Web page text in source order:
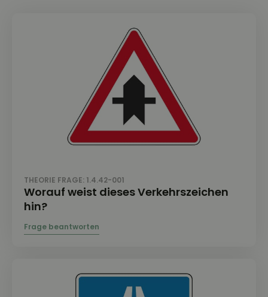
THEORIE FRAGE: 1.4.42-001
Worauf weist dieses Verkehrszeichen
hin?